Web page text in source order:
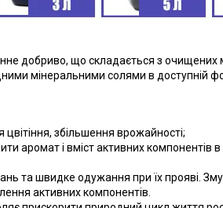
добриво, що складається з очищених
мінеральними солями в доступній
збільшення врожайності;
аромат і вміст активних компонентів в
та швидке одужання при їх прояві.
активних компонентів.